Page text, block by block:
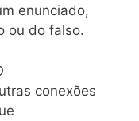
enunciado,
ou do falso.
conexões